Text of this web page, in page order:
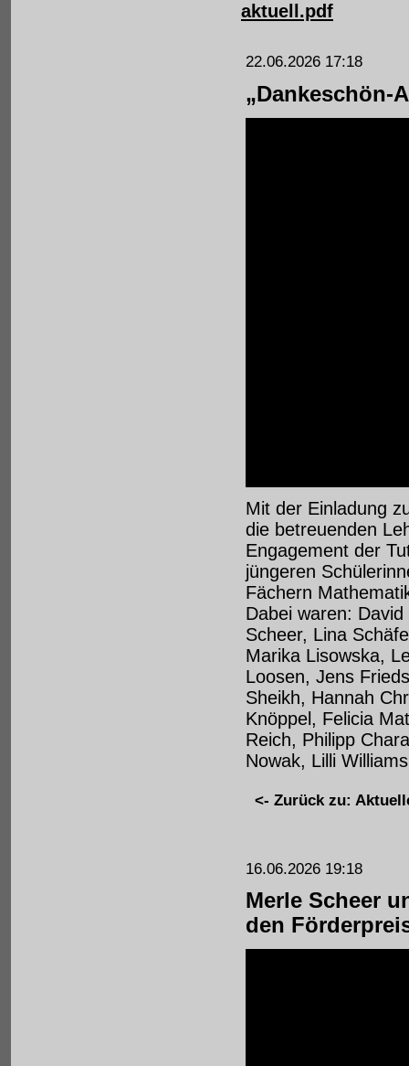
aktuell.pdf
22.06.2026 17:18
„Dankeschön-
Mit der Einladung
die betreuenden
Engagement der
jüngeren
Fächern
Dabei waren:
Scheer, Lina
Marika Lisowska,
Loosen, Jens
Sheikh, Hannah
Knöppel, Felicia
Reich, Philipp
Nowak, Lilli Williams
<- Zurück zu:
16.06.2026 19:18
Merle Scheer
den